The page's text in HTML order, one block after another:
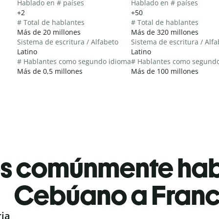
Hablado en # países
+2
# Total de hablantes
Más de 20 millones
Sistema de escritura / Alfabeto
Latino
# Hablantes como segundo idioma
Más de 0,5 millones
Hablado en # países
+50
# Total de hablantes
Más de 320 millones
Sistema de escritura /
Latino
# Hablantes como
Más de 100 millones
comúnmente
Cebúano a